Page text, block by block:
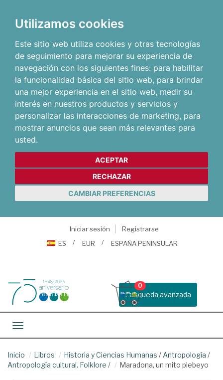
Utilizamos cookies
Este sitio web utiliza cookies y otras tecnologías
de seguimiento para mejorar su experiencia de
navegación con los siguientes fines: para habilitar
la funcionalidad básica del sitio web, para brindar
una mejor experiencia en el sitio web, medir su
interés en nuestros productos y servicios y
personalizar las interacciones de marketing, para
mostrar anuncios que sean más relevantes para
usted.
ACEPTAR
RECHAZAR
CAMBIAR PREFERENCIAS
Iniciar sesión
Registrarse
ES
EUR ESPAÑA PENINSULAR
Busqueda avanzada
0
Toggle navigation
Inicio Libros Historia y Ciencias Humanas / Antropología /
Antropología cultural. Folklore / Maradona, un mito plebeyo